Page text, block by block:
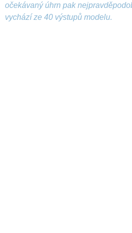
očekávaný úhrn pak
vychází ze 40 výstupů modelu.